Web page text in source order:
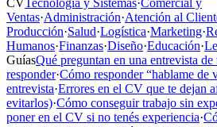
CVTecnología y Sistemas·Comercial y
Ventas·Administración·Atención al
Producción·Salud·Logística·Marketing·
Humanos·Finanzas·Diseño·Educación·
GuíasQué preguntan en una entrevista
responder·Cómo responder “hablame de
entrevista·Errores en el CV que te dejan
evitarlos)·Cómo conseguir trabajo sin
poner en el CV si no tenés experiencia·